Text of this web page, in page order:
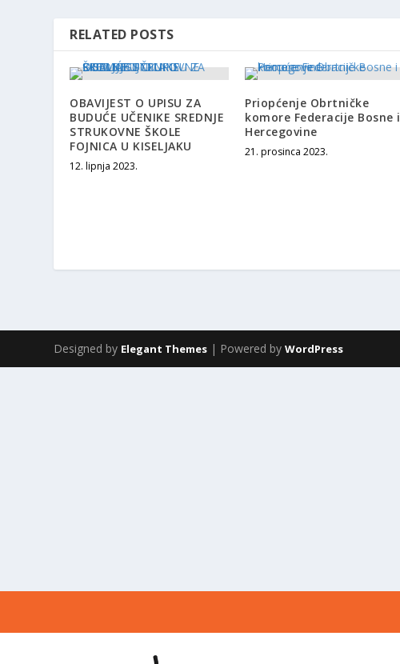
RELATED POSTS
OBAVIJEST O UPISU ZA
BUDUĆE UČENIKE SREDNJE
STRUKOVNE ŠKOLE
FOJNICA U KISELJAKU
12. lipnja 2023.
Priopćenje Obrtničke
komore Federacije Bosne i
Hercegovine
21. prosinca 2023.
Designed by Elegant Themes | Powered byWordPress